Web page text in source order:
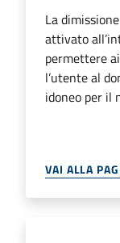
La
attivato
permettere
l’utente al
idoneo per il
VAI ALLA